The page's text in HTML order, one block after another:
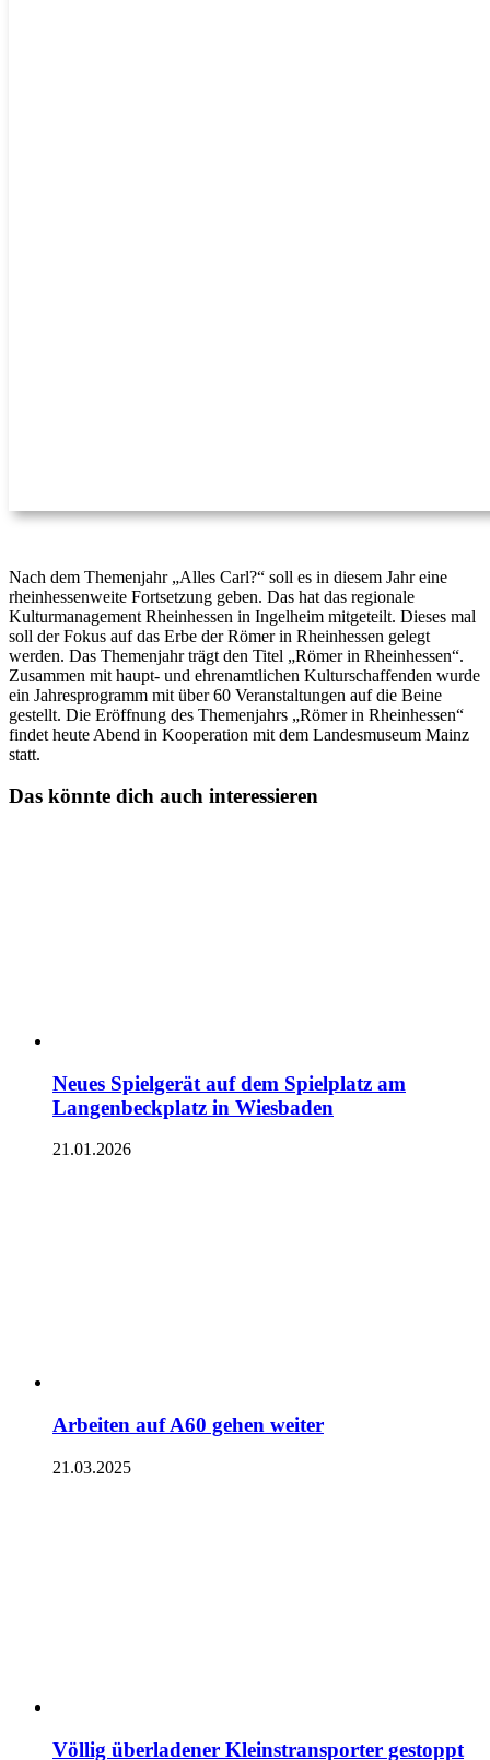
Nach dem Themenjahr „Alles Carl?“ soll es in diesem Jahr eine
rheinhessenweite Fortsetzung geben. Das hat das regionale
Kulturmanagement Rheinhessen in Ingelheim mitgeteilt. Dieses mal
soll der Fokus auf das Erbe der Römer in Rheinhessen gelegt
werden. Das Themenjahr trägt den Titel „Römer in Rheinhessen“.
Zusammen mit haupt- und ehrenamtlichen Kulturschaffenden wurde
ein Jahresprogramm mit über 60 Veranstaltungen auf die Beine
gestellt. Die Eröffnung des Themenjahrs „Römer in Rheinhessen“
findet heute Abend in Kooperation mit dem Landesmuseum Mainz
statt.
Das könnte dich auch interessieren
Neues Spielgerät auf dem Spielplatz am
Langenbeckplatz in Wiesbaden
21.01.2026
Arbeiten auf A60 gehen weiter
21.03.2025
Völlig überladener Kleinstransporter gestoppt